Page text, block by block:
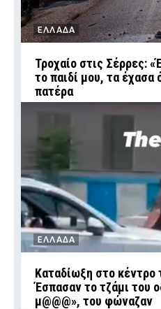
ΕΛΛΑΔΑ
Τροχαίο στις Σέρρες:
το παιδί μου, τα έχασα
πατέρα
ΕΛΛΑΔΑ
Καταδίωξη στο κέντρο
Έσπασαν το τζάμι του
μ@@@», του φώναζαν